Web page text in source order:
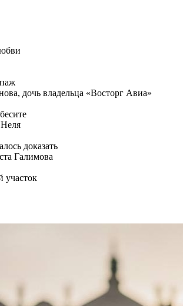
дочь владельца «Восторг Авиа»
доказать
Галимова
участок